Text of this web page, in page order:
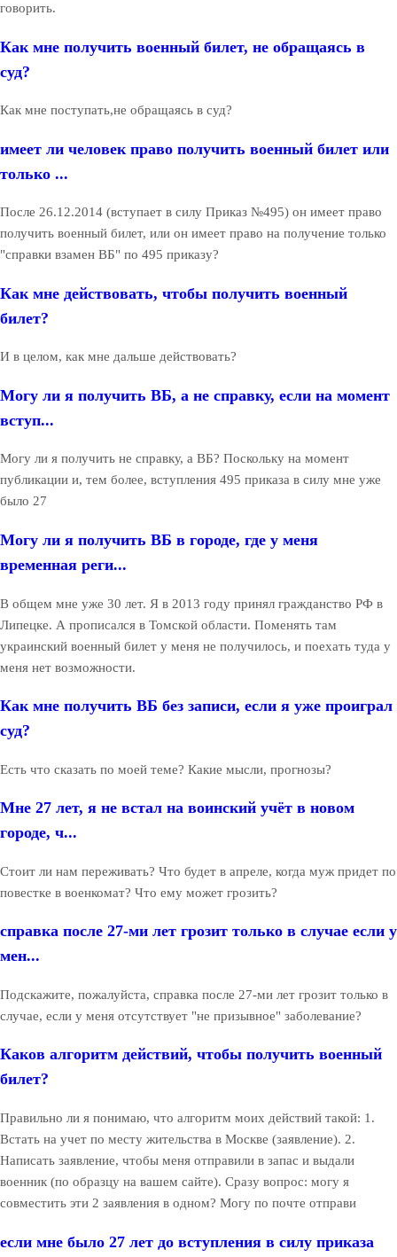
говорить.
Как мне получить военный билет, не обращаясь в
суд?
Как мне поступать,не обращаясь в суд?
имеет ли человек право получить военный билет или
только ...
После 26.12.2014 (вступает в силу Приказ №495) он имеет право
получить военный билет, или он имеет право на получение только
"справки взамен ВБ" по 495 приказу?
Как мне действовать, чтобы получить военный
билет?
И в целом, как мне дальше действовать?
Могу ли я получить ВБ, а не справку, если на момент
вступ...
Могу ли я получить не справку, а ВБ? Поскольку на момент
публикации и, тем более, вступления 495 приказа в силу мне уже
было 27
Могу ли я получить ВБ в городе, где у меня
временная реги...
В общем мне уже 30 лет. Я в 2013 году принял гражданство РФ в
Липецке. А прописался в Томской области. Поменять там
украинский военный билет у меня не получилось, и поехать туда у
меня нет возможности.
Как мне получить ВБ без записи, если я уже проиграл
суд?
Есть что сказать по моей теме? Какие мысли, прогнозы?
Мне 27 лет, я не встал на воинский учёт в новом
городе, ч...
Стоит ли нам переживать? Что будет в апреле, когда муж придет по
повестке в военкомат? Что ему может грозить?
справка после 27-ми лет грозит только в случае если у
мен...
Подскажите, пожалуйста, справка после 27-ми лет грозит только в
случае, если у меня отсутствует "не призывное" заболевание?
Каков алгоритм действий, чтобы получить военный
билет?
Правильно ли я понимаю, что алгоритм моих действий такой: 1.
Встать на учет по месту жительства в Москве (заявление). 2.
Написать заявление, чтобы меня отправили в запас и выдали
военник (по образцу на вашем сайте). Сразу вопрос: могу я
совместить эти 2 заявления в одном? Могу по почте отправи
если мне было 27 лет до вступления в силу приказа